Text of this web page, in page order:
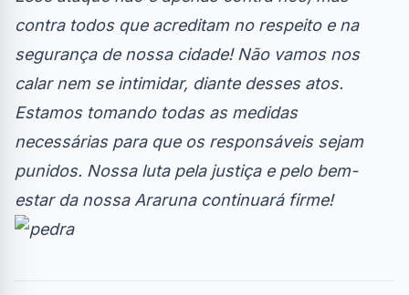
contra todos que acreditam no respeito e na
segurança de nossa cidade! Não vamos nos
calar nem se intimidar, diante desses atos.
Estamos tomando todas as medidas
necessárias para que os responsáveis sejam
punidos. Nossa luta pela justiça e pelo bem-
estar da nossa Araruna continuará firme!